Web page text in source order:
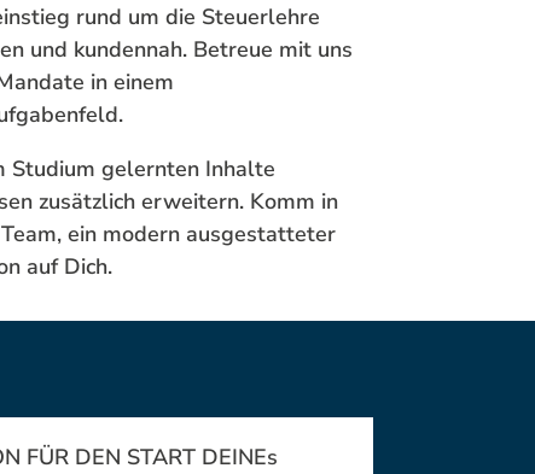
rund um die Steuerlehre
und kundennah. Betreue mit uns
in einem
Studium gelernten Inhalte
zusätzlich erweitern. Komm in
ein modern ausgestatteter
auf Dich.
FÜR DEN START DEINEs